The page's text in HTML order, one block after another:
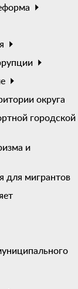
округа
городской
и
для мигрантов